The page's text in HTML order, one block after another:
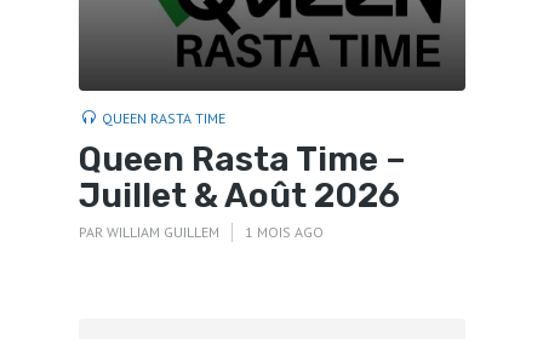
QUEEN RASTA TIME
Queen Rasta Time –
Juillet & Août 2026
PAR WILLIAM GUILLEM 1 MOIS AGO